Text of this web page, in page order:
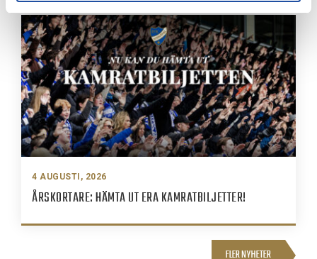
4 AUGUSTI, 2026
ÅRSKORTARE: HÄMTA UT ERA KAMRATBILJETTER!
FLER NYHETER